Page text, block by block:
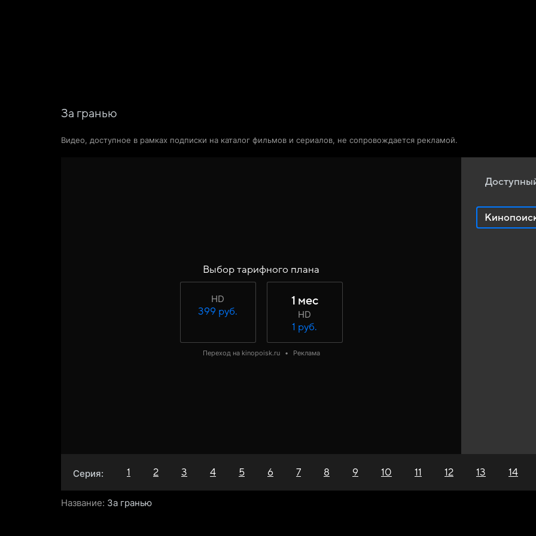
За гранью
Видео, доступное в рамках подписки на каталог фильмов и сериалов, не сопровождается рекламой.
Выбор тарифного плана
HD
399 руб.
1 мес
HD
1 руб.
Переход на kinopoisk.ru • Реклама
Серия: 1 2 3 4 5 6 7 8 9 10 11 12 13 14
Название: За гранью